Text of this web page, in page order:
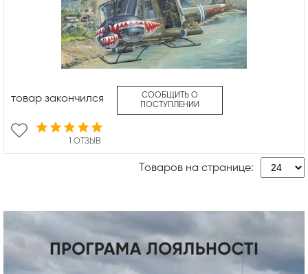
1 ОТЗЫВ
товар закончился
СООБЩИТЬ О
ПОСТУПЛЕНИИ
Товаров на странице: